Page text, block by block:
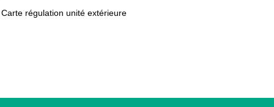
Carte régulation unité extérieure